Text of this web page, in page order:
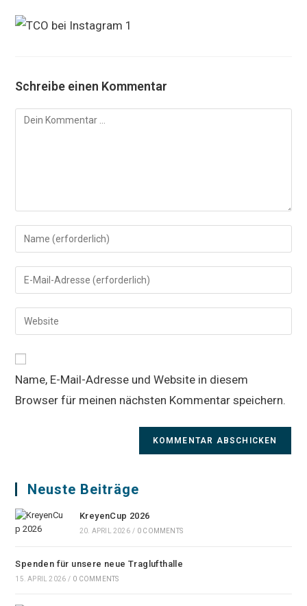
Schreibe einen Kommentar
Kommentar
Gib
deinen
Namen
oder
zum
Kommentieren
ein
Gib
deine
E-
Mail-
Kommentieren
ein
Gib
deine
URL
ein
(optional)
Name, E-Mail-Adresse und Website in diesem
Browser für meinen nächsten Kommentar speichern.
Neuste Beiträge
KreyenCup 2026
20. APRIL 2026 / 0 COMMENTS
Spenden für unsere neue Traglufthalle
15. APRIL 2026 / 0 COMMENTS